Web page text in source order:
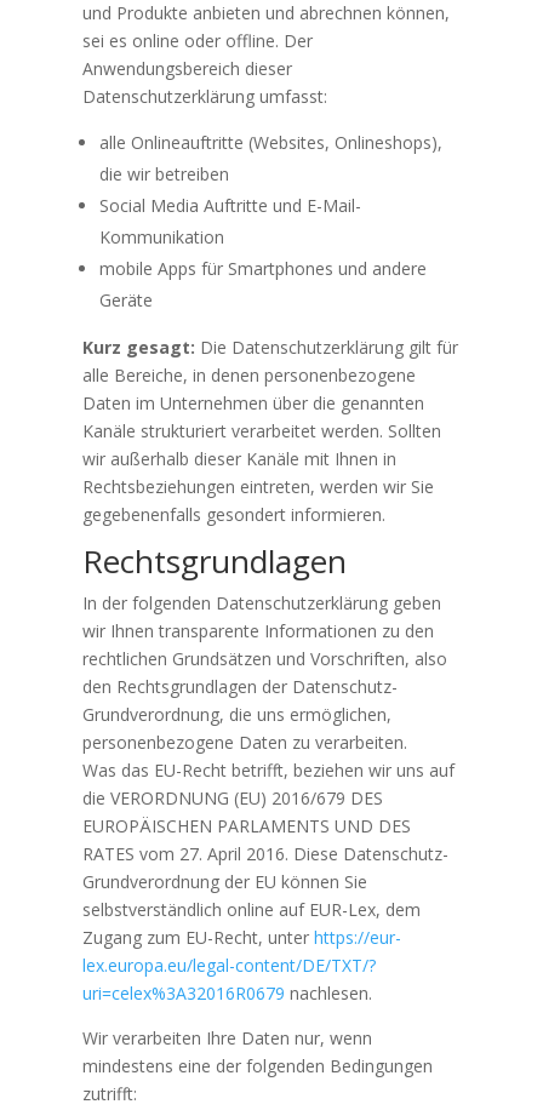
und Produkte anbieten und abrechnen können,
sei es online oder offline. Der
Anwendungsbereich dieser
Datenschutzerklärung umfasst:
alle Onlineauftritte (Websites, Onlineshops),
die wir betreiben
Social Media Auftritte und E-Mail-
Kommunikation
mobile Apps für Smartphones und andere
Geräte
Kurz gesagt: Die Datenschutzerklärung gilt für
alle Bereiche, in denen personenbezogene
Daten im Unternehmen über die genannten
Kanäle strukturiert verarbeitet werden. Sollten
wir außerhalb dieser Kanäle mit Ihnen in
Rechtsbeziehungen eintreten, werden wir Sie
gegebenenfalls gesondert informieren.
Rechtsgrundlagen
In der folgenden Datenschutzerklärung geben
wir Ihnen transparente Informationen zu den
rechtlichen Grundsätzen und Vorschriften, also
den Rechtsgrundlagen der Datenschutz-
Grundverordnung, die uns ermöglichen,
personenbezogene Daten zu verarbeiten.
Was das EU-Recht betrifft, beziehen wir uns auf
die VERORDNUNG (EU) 2016/679 DES
EUROPÄISCHEN PARLAMENTS UND DES
RATES vom 27. April 2016. Diese Datenschutz-
Grundverordnung der EU können Sie
selbstverständlich online auf EUR-Lex, dem
Zugang zum EU-Recht, unter https://eur-
lex.europa.eu/legal-content/DE/TXT/?
uri=celex%3A32016R0679 nachlesen.
Wir verarbeiten Ihre Daten nur, wenn
mindestens eine der folgenden Bedingungen
zutrifft: